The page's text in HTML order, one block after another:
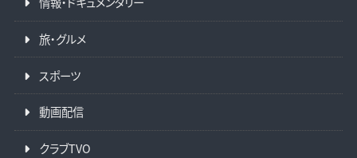
旅・グルメ
スポーツ
動画配信
クラブTVO